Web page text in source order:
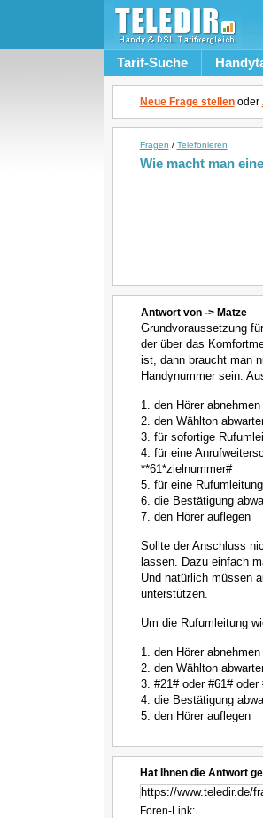
Tarif-Suche
Neue Frage stellenoder
Fragen / Telefonieren
Wie macht man
Antwort von -> Matze
Grundvoraussetzung
der über das
ist, dann braucht man
Handynummer sein.
1. den Hörer abnehmen
2. den Wählton
3. für sofortige
4. für eine
**61*zielnummer#
5. für eine
6. die Bestätigung
7. den Hörer auflegen
Sollte der Anschluss
lassen. Dazu einfach
Und natürlich müssen
unterstützen.
Um die Rufumleitung
1. den Hörer abnehmen
2. den Wählton
3. #21# oder #61# oder
4. die Bestätigung
5. den Hörer auflegen
Hat Ihnen die Antwort
Foren-Link: